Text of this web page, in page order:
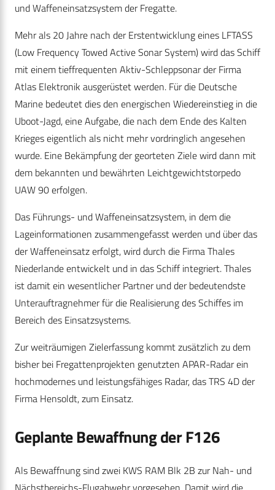
und Waffeneinsatzsystem der Fregatte.
Mehr als 20 Jahre nach der Erstentwicklung eines LFTASS
(Low Frequency Towed Active Sonar System) wird das Schiff
mit einem tieffrequenten Aktiv-Schleppsonar der Firma
Atlas Elektronik ausgerüstet werden. Für die Deutsche
Marine bedeutet dies den energischen Wiedereinstieg in die
Uboot-Jagd, eine Aufgabe, die nach dem Ende des Kalten
Krieges eigentlich als nicht mehr vordringlich angesehen
wurde. Eine Bekämpfung der georteten Ziele wird dann mit
dem bekannten und bewährten Leichtgewichtstorpedo
UAW 90 erfolgen.
Das Führungs- und Waffeneinsatzsystem, in dem die
Lageinformationen zusammengefasst werden und über das
der Waffeneinsatz erfolgt, wird durch die Firma Thales
Niederlande entwickelt und in das Schiff integriert. Thales
ist damit ein wesentlicher Partner und der bedeutendste
Unterauftragnehmer für die Realisierung des Schiffes im
Bereich des Einsatzsystems.
Zur weiträumigen Zielerfassung kommt zusätzlich zu dem
bisher bei Fregattenprojekten genutzten APAR-Radar ein
hochmodernes und leistungsfähiges Radar, das TRS 4D der
Firma Hensoldt, zum Einsatz.
Geplante Bewaffnung der F126
Als Bewaffnung sind zwei KWS RAM Blk 2B zur Nah- und